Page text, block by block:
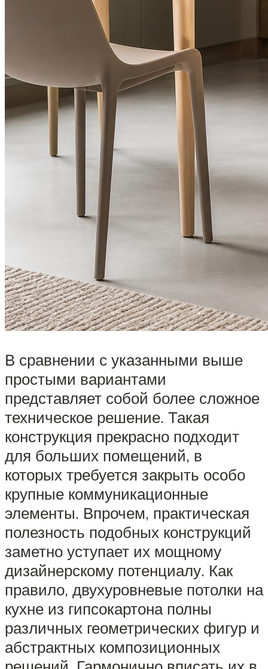
В сравнении с указанными выше
простыми вариантами
представляет собой более сложное
техническое решение. Такая
конструкция прекрасно подходит
для больших помещений, в
которых требуется закрыть особо
крупные коммуникационные
элементы. Впрочем, практическая
полезность подобных конструкций
заметно уступает их мощному
дизайнерскому потенциалу. Как
правило, двухуровневые потолки на
кухне из гипсокартона полны
различных геометрических фигур и
абстрактных композиционных